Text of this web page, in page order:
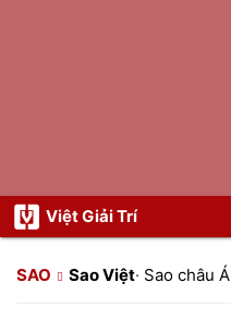
Việt Giải Trí
SAO Sao Việt· Sao châu Á